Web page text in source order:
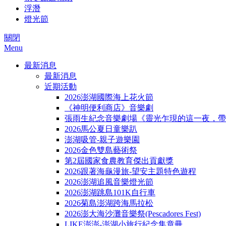
浮潛
燈光節
關閉
Menu
最新消息
最新消息
近期活動
2026澎湖國際海上花火節
《神明便利商店》音樂劇
張雨生紀念音樂劇場《靈光乍現的這一夜，帶
2026馬公夏日童樂趴
澎湖吸管-親子遊樂園
2026金色雙島藝術祭
第2屆國家食農教育傑出貢獻獎
2026跟著海龜漫旅-望安主題特色遊程
2026澎湖追風音樂燈光節
2026澎湖跳島101K自行車
2026菊島澎湖跨海馬拉松
2026澎大海沙灘音樂祭(Pescadores Fest)
LIKE澎澎-澎湖小旅行紀念集章冊